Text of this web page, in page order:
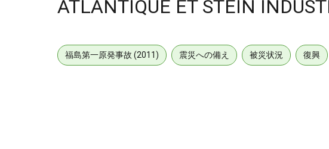
ATLANTIQUE ET STEIN
福島第一原発事故 (2011) 震災への備え 被災状況 復興